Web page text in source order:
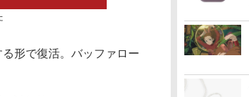
形で復活。バッファロー